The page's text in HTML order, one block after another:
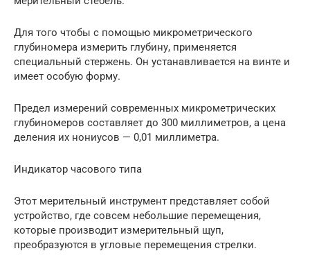
Для того чтобы с помощью микрометрического
глубиномера измерить глубину, применяется
специальный стержень. Он устанавливается на винте и
имеет особую форму.
Предел измерений современных микрометрических
глубиномеров составляет до 300 миллиметров, а цена
деления их нониусов — 0,01 миллиметра.
Индикатор часового типа
Этот мерительный инструмент представляет собой
устройство, где совсем небольшие перемещения,
которые производит измерительный щуп,
преобразуются в угловые перемещения стрелки.